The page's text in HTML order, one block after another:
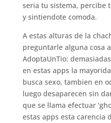
seri­a tu sistema, percibe
y sintiendote comoda.
A estas alturas de la
preguntarle alguna cosa
AdoptaUnTio:
en estas apps la
busca sexo, tambien en
luego desaparecen sin
que se llama efectuar
estas apps esta carencia